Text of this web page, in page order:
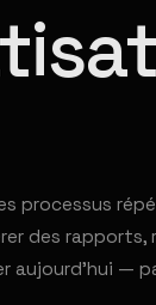
processus
des rapports,
aujourd'hui —